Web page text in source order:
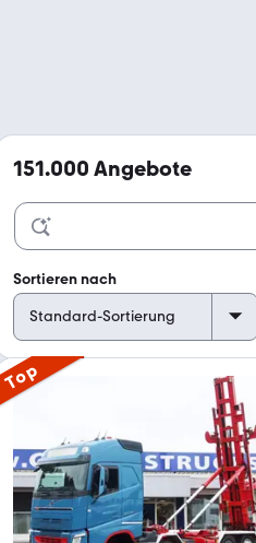
151.000 Angebote
Sortieren nach
Top